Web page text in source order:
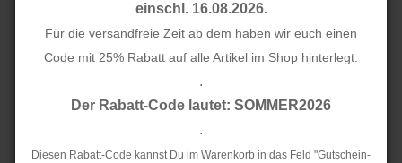
einschl. 16.08.2026.
Für die versandfreie Zeit ab dem haben wir euch einen
Code mit 25% Rabatt auf alle Artikel im Shop hinterlegt.
.
Der Rabatt-Code lautet: SOMMER2026
.
Diesen Rabatt-Code kannst Du im Warenkorb in das Feld "Gutschein-